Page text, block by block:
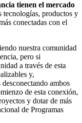
tienen el mercado
tecnologías, productos y
conectadas con el
nuestra comunidad
pero si
a través de esta
y,
ambos
de esta conexión,
y dotar de más
de Programas